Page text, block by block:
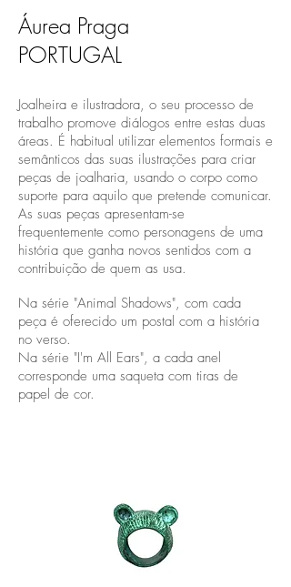
Áurea Praga
PORTUGAL
Joalheira e ilustradora, o seu processo de
trabalho promove diálogos entre estas duas
áreas. É habitual utilizar elementos formais e
semânticos das suas ilustrações para criar
peças de joalharia, usando o corpo como
suporte para aquilo que pretende comunicar.
As suas peças apresentam-se
frequentemente como personagens de uma
história que ganha novos sentidos com a
contribuição de quem as usa.
Na série "Animal Shadows", com cada
peça é oferecido um postal com a história
no verso.
Na série "I'm All Ears", a cada anel
corresponde uma saqueta com tiras de
papel de cor.